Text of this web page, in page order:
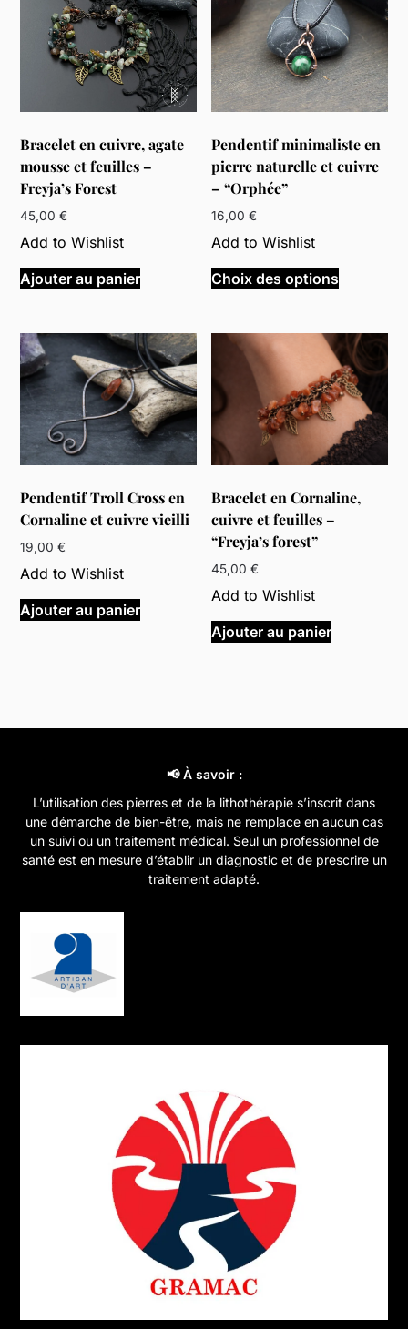
Bracelet en cuivre, agate
mousse et feuilles –
Freyja’s Forest
45,00€
Add to Wishlist
Ajouter au panier
Pendentif minimaliste en
pierre naturelle et cuivre
– “Orphée”
16,00€
Add to Wishlist
Choix des options
Ce
produit
plusieurs
Les
options
peuvent
être
choisies
la
Pendentif Troll Cross en
Cornaline et cuivre vieilli
19,00€
Add to Wishlist
Ajouter au panier
Bracelet en Cornaline,
cuivre et feuilles –
“Freyja’s forest”
45,00€
Add to Wishlist
Ajouter au panier
📢 À savoir :
L’utilisation des pierres et de la lithothérapie s’inscrit dans
une démarche de bien-être, mais ne remplace en aucun cas
un suivi ou un traitement médical. Seul un professionnel de
santé est en mesure d’établir un diagnostic et de prescrire un
traitement adapté.